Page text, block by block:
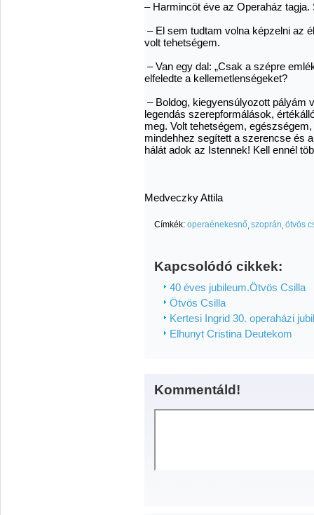
– Harmincöt éve az Operaház
– El sem tudtam volna képzelni az
volt tehetségem.
– Van egy dal: „Csak a szépre
elfeledte a kellemetlenségeket?
– Boldog, kiegyensúlyozott pályám
legendás szerepformálások,
meg. Volt tehetségem,
mindehhez segített a szerencse és
hálát adok az Istennek! Kell ennél
Medveczky Attila
Címkék: operaénekesnő szoprán ötvös
Kapcsolódó cikkek:
40 éves jubileum.Ötvös Csilla
Ötvös Csilla
Kertesi Ingrid 30. operaházi
Elhunyt Cristina Deutekom
Kommentáld!